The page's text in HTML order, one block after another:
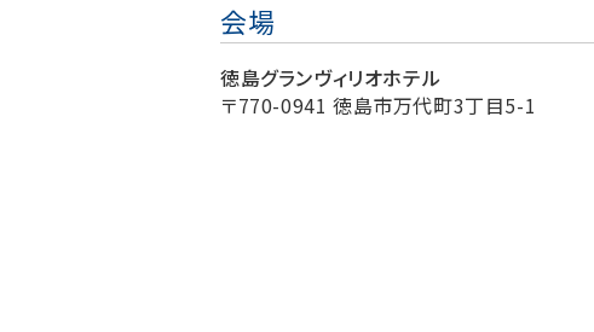
会場
徳島グランヴィリオホテル
〒770-0941 徳島市万代町3丁目5-1